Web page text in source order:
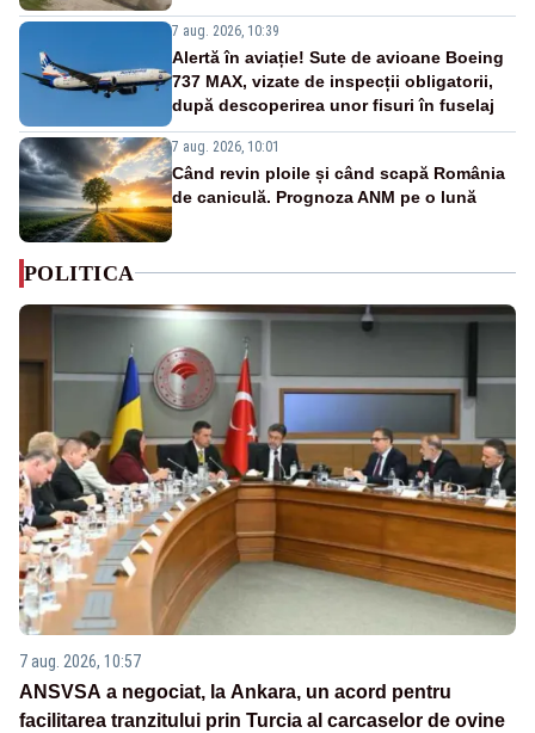
7 aug. 2026, 10:39
Alertă în aviație! Sute de avioane Boeing
737 MAX, vizate de inspecții obligatorii,
după descoperirea unor fisuri în fuselaj
7 aug. 2026, 10:01
Când revin ploile și când scapă România
de caniculă. Prognoza ANM pe o lună
POLITICA
7 aug. 2026, 10:57
ANSVSA a negociat, la Ankara, un acord pentru
facilitarea tranzitului prin Turcia al carcaselor de ovine